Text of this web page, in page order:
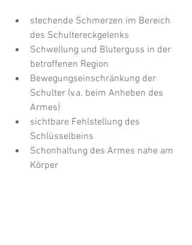
stechende Schmerzen im Bereich
des Schultereckgelenks
Schwellung und Bluterguss in der
betroffenen Region
Bewegungseinschränkung der
Schulter (v.a. beim Anheben des
Armes)
sichtbare Fehlstellung des
Schlüsselbeins
Schonhaltung des Armes nahe am
Körper